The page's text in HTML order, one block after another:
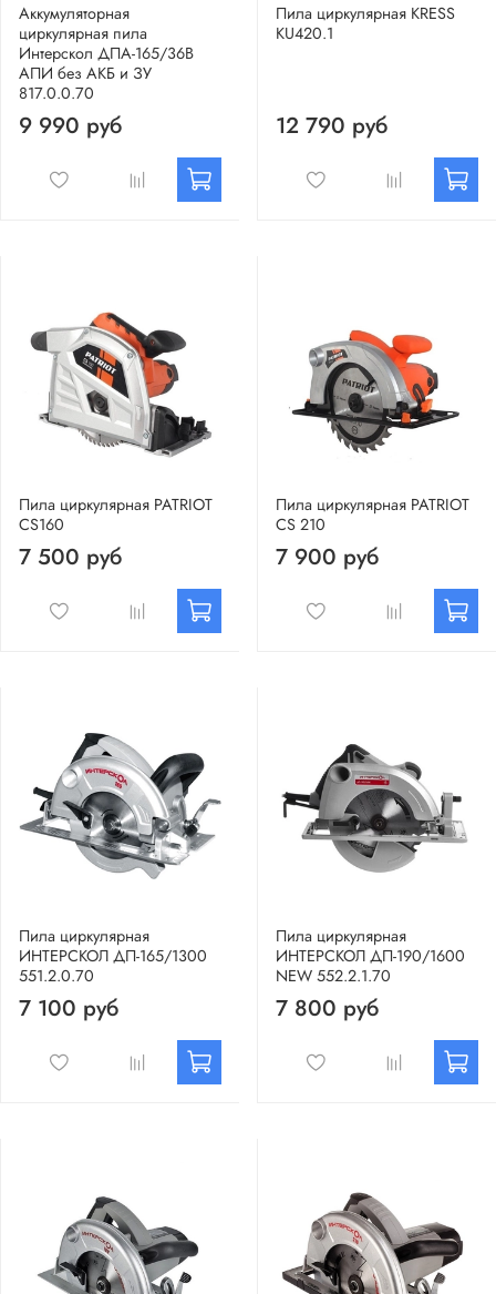
Аккумуляторная
циркулярная пила
Интерскол ДПА-165/36В
АПИ без АКБ и ЗУ
817.0.0.70
9 990 руб
Пила циркулярная KRESS
KU420.1
12 790 руб
Пила циркулярная PATRIOT
CS160
7 500 руб
Пила циркулярная PATRIOT
CS 210
7 900 руб
Пила циркулярная
ИНТЕРСКОЛ ДП-165/1300
551.2.0.70
7 100 руб
Пила циркулярная
ИНТЕРСКОЛ ДП-190/1600
NEW 552.2.1.70
7 800 руб